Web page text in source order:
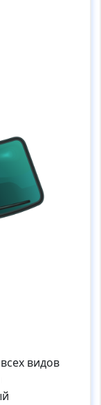
видов